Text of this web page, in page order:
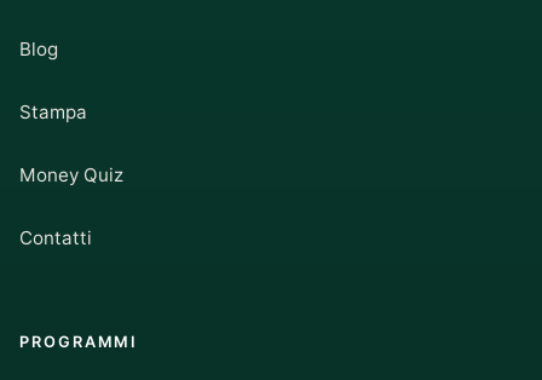
Blog
Stampa
Money Quiz
Contatti
PROGRAMMI